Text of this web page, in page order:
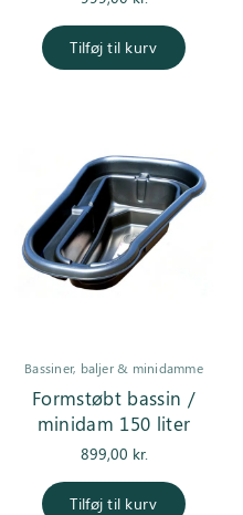
Tilføj til kurv
Bassiner, baljer & minidamme
Formstøbt bassin /
minidam 150 liter
899,00 kr.
Tilføj til kurv